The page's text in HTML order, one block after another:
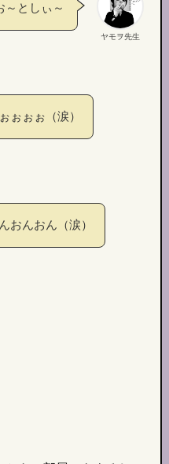
ヤモヲ先生
～としぃ～
ぉぉぉ（涙）
おんおん（涙）